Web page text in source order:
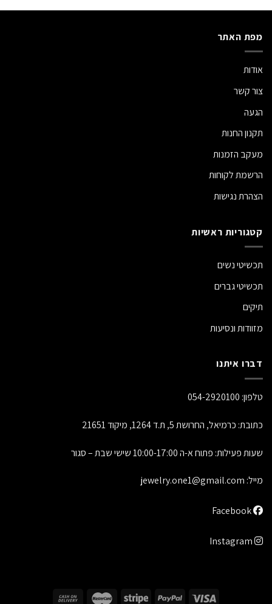
מפת האתר
אודות
צור קשר
הגעה
תקנון החנות
מעקב הזמנות
הרשמת לקוחות
הצהרת נגישות
קטגוריות ראשיות
תכשיטי נשים
תכשיטי גברים
תיקים
מזוודות ונסיעות
דברו איתנו
טלפון: 054-2920100
כתובת: כרמיאל, החרושת 5, ת.ד 1264, מיקוד 21651
שעות פעילות: פתוח א-ה 10:00-17:00 שישי שבת – סגור
מייל: jewelry.one1@gmail.com